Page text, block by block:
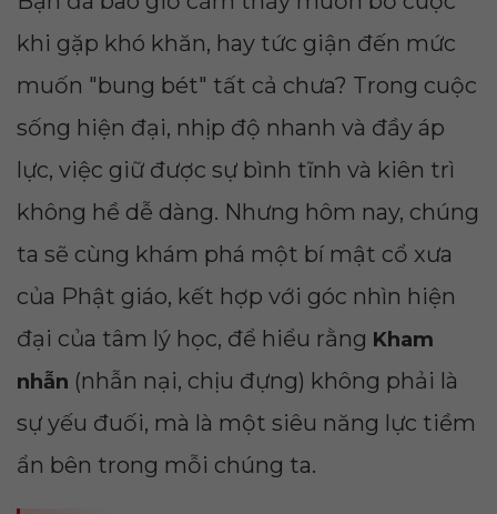
khi gặp khó khăn, hay tức giận đến mức
muốn "bung bét" tất cả chưa? Trong cuộc
sống hiện đại, nhịp độ nhanh và đầy áp
lực, việc giữ được sự bình tĩnh và kiên trì
không hề dễ dàng. Nhưng hôm nay, chúng
ta sẽ cùng khám phá một bí mật cổ xưa
của Phật giáo, kết hợp với góc nhìn hiện
đại của tâm lý học, để hiểu rằng Kham
nhẫn (nhẫn nại, chịu đựng) không phải là
sự yếu đuối, mà là một siêu năng lực tiềm
ẩn bên trong mỗi chúng ta.